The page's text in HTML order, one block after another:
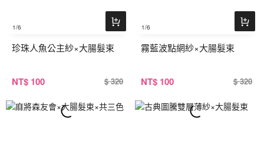
1/6
珍珠人魚公主紗×大腸髮束
NT$ 100 $ 320
1/6
霧藍波點網紗×大腸髮束
NT$ 100 $ 320